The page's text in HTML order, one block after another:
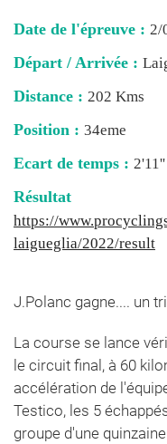
Date de l'épreuve : 2/
Départ / Arrivée :
Distance : 202 Kms
Position : 34eme
Ecart de temps : 2'11''
https://
laigueglia/2022/result
J.Polanc gagne.... un
La course se lance
le circuit final, à 60
accélération de
Testico, les 5
groupe d'une